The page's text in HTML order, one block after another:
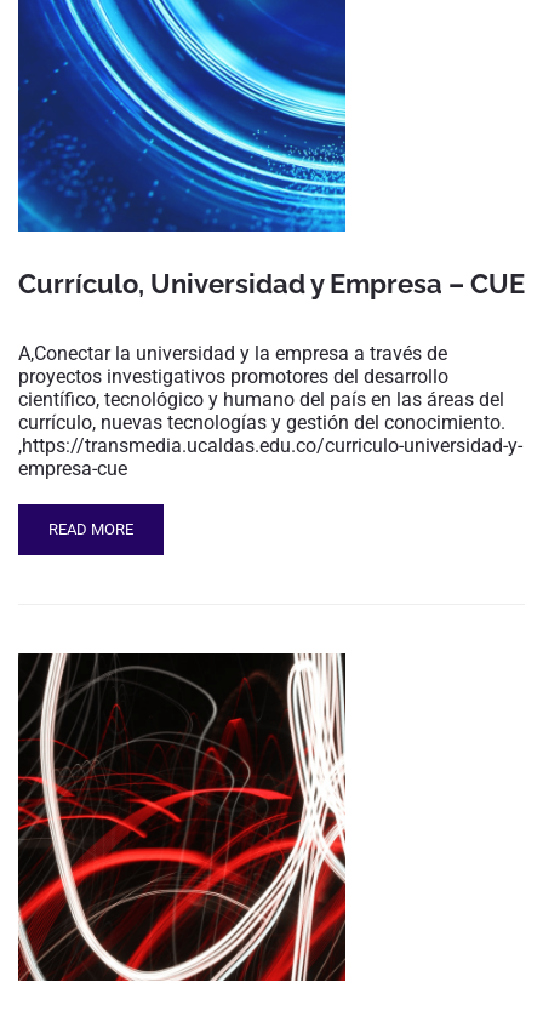
Currículo, Universidad y Empresa – CUE
A,Conectar la universidad y la empresa a través de
proyectos investigativos promotores del desarrollo
científico, tecnológico y humano del país en las áreas del
currículo, nuevas tecnologías y gestión del conocimiento.
,https://transmedia.ucaldas.edu.co/curriculo-universidad-y-
empresa-cue
READ MORE